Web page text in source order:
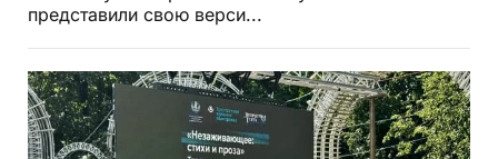
представили свою верси...